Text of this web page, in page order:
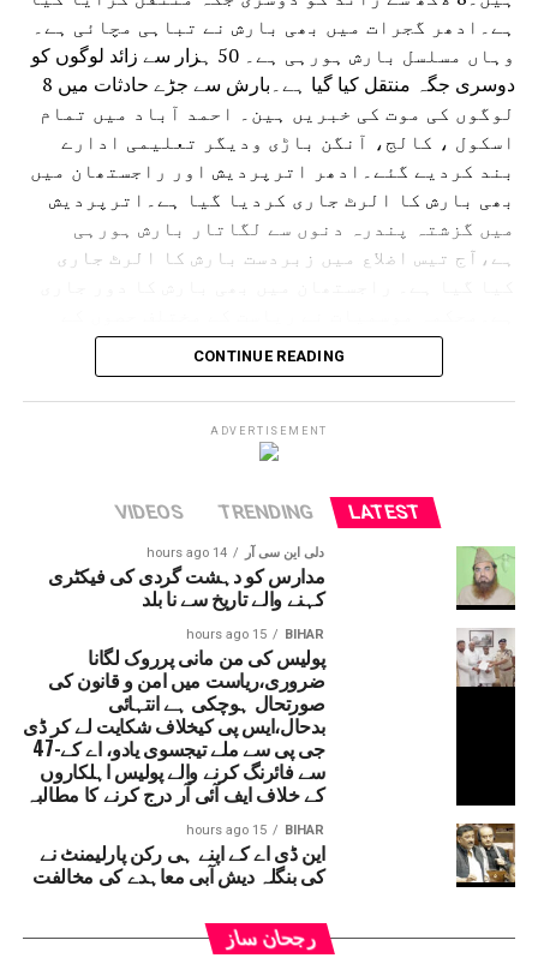
ہے۔ادھر گجرات میں بھی بارش نے تباہی مچائی ہے۔
وہاں مسلسل بارش ہورہی ہے۔ 50 ہزار سے زائد لوگوں کو
دوسری جگہ منتقل کیا گیا ہے۔بارش سے جڑے حادثات میں 8
لوگوں کی موت کی خبریں ہین۔ احمد آباد میں تمام
اسکول ، کالج، آنگن باڑی ودیگر تعلیمی ادارے
بند کردیے گئے۔ادھر اترپردیش اور راجستھان میں
بھی بارش کا الرٹ جاری کردیا گیا ہے۔اترپردیش
میں گزشتہ پندرہ دنوں سے لگاتار بارش ہورہی
ہے،آج تیس اضلاع میں زبردست بارش کا الرٹ جاری
لئے الرٹ جاری کردیا ہے۔ حالانکہ جموں وکشمیر
میں لینڈ سلائڈنگ کی وجہ سے آمدورفت ٹھپ تھی لیکن
اب چھ دنوں کے بعد آمدورفت جاری ہوئی ہے۔
امرناتھ یاترا بھی شروع کردی گئی ہے۔
CONTINUE READING
ADVERTISEMENT
LATEST
TRENDING
VIDEOS
دلی این سی آر 14 hours ago
مدارس کو دہشت گردی کی فیکٹری
کہنے والے تاریخ سے نا بلد
BIHAR
15 hours ago
پولیس کی من مانی پرروک لگانا
ضروری،ریاست میں امن و قانون کی
صورتحال ہوچکی ہے انتہائی
بدحال،ایس پی کیخلاف شکایت لے کر ڈی
جی پی سے ملے تیجسوی یادو، اے کے-47
سے فائرنگ کرنے والے پولیس اہلکاروں
کے خلاف ایف آئی آر درج کرنے کا مطالبہ
BIHAR
15 hours ago
این ڈی اے کے اپنے ہی رکن پارلیمنٹ نے
کی بنگلہ دیش آبی معاہدے کی مخالفت
رجحان ساز